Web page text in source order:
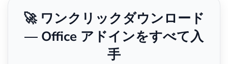
🚀 ワンクリックダウンロード
— Office アドインをすべて入
手